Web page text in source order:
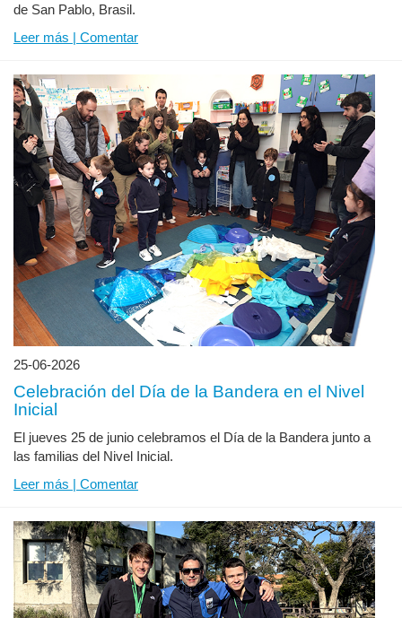
de San Pablo, Brasil.
Leer más | Comentar
25-06-2026
Celebración del Día de la Bandera en el Nivel
Inicial
El jueves 25 de junio celebramos el Día de la Bandera junto a
las familias del Nivel Inicial.
Leer más | Comentar